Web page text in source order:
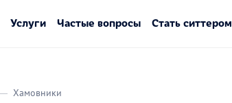
Услуги Частые вопросы Стать ситтером
Хамовники